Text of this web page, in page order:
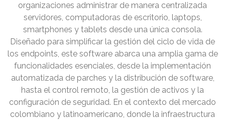
organizaciones administrar de manera centralizada
servidores, computadoras de escritorio, laptops,
smartphones y tablets desde una única consola.
Diseñado para simplificar la gestión del ciclo de vida de
los endpoints, este software abarca una amplia gama de
funcionalidades esenciales, desde la implementación
automatizada de parches y la distribución de software,
hasta el control remoto, la gestión de activos y la
configuración de seguridad. En el contexto del mercado
colombiano y latinoamericano, donde la infraestructura